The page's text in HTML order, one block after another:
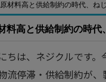
原材料高と供給制約の時代、ね
料高と供給制約の時
ちは、ネジクルです
流停滞・供給制約が、